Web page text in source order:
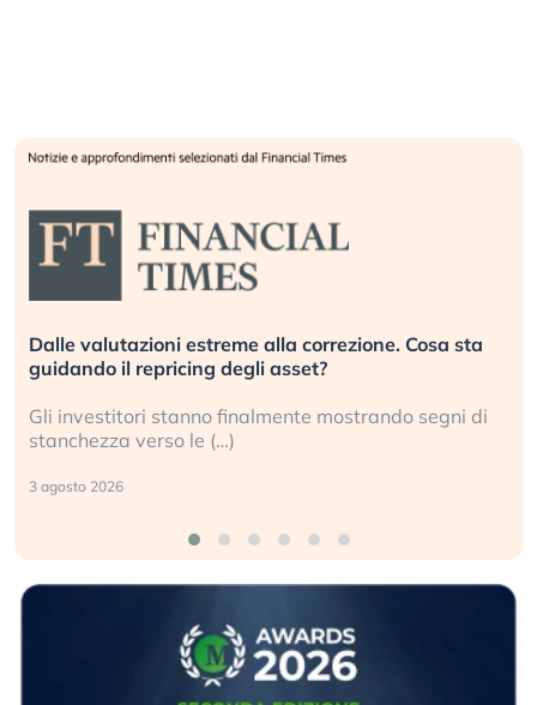
Dalle valutazioni estreme alla correzione. Cosa sta
guidando il repricing degli asset?
Gli investitori stanno finalmente mostrando segni di
stanchezza verso le (…)
3 agosto 2026